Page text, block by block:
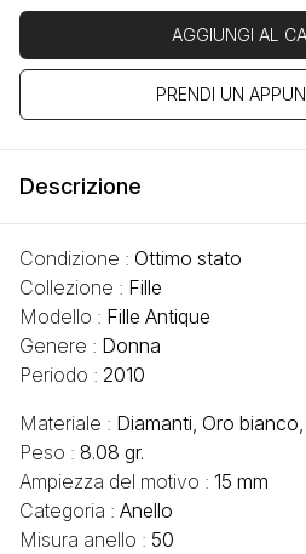
AGGIUNGI AL
PRENDI UN
Descrizione
Condizione : Ottimo stato
Collezione : Fille
Modello : Fille Antique
Genere : Donna
Periodo : 2010
Materiale : Diamanti, Oro
Peso : 8.08 gr.
Ampiezza del motivo : 15 mm
Categoria : Anello
Misura anello : 50